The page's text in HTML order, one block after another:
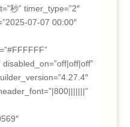
秒” timer_type=”2″
07-07 00:00″